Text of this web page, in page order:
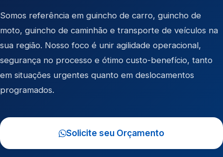
Somos referência em guincho de carro, guincho de
moto, guincho de caminhão e transporte de veículos na
sua região. Nosso foco é unir agilidade operacional,
segurança no processo e ótimo custo-benefício, tanto
em situações urgentes quanto em deslocamentos
programados.
Solicite seu Orçamento